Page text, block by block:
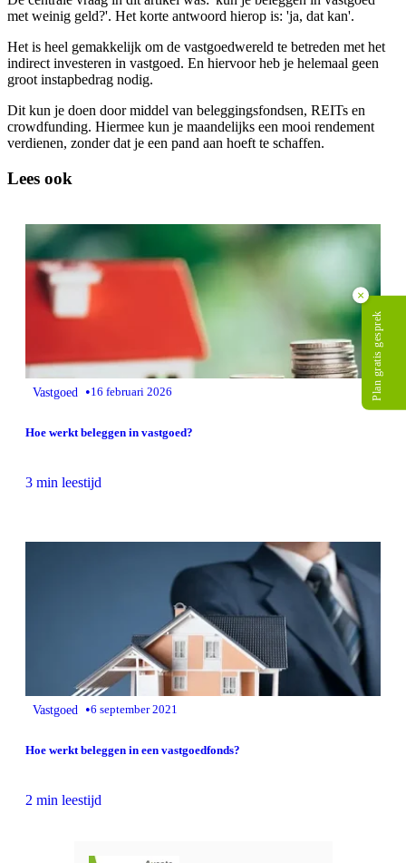
met weinig geld?'. Het korte antwoord hierop is: 'ja, dat kan'.
Het is heel gemakkelijk om de vastgoedwereld te betreden met het
indirect investeren in vastgoed. En hiervoor heb je helemaal geen
groot instapbedrag nodig.
Dit kun je doen door middel van beleggingsfondsen, REITs en
crowdfunding. Hiermee kun je maandelijks een mooi rendement
verdienen, zonder dat je een pand aan hoeft te schaffen.
Lees ook
Vastgoed •16 februari 2026
Hoe werkt beleggen in vastgoed?
3 min leestijd
Vastgoed •6 september 2021
Hoe werkt beleggen in een vastgoedfonds?
2 min leestijd
×
Plan gratis gesprek